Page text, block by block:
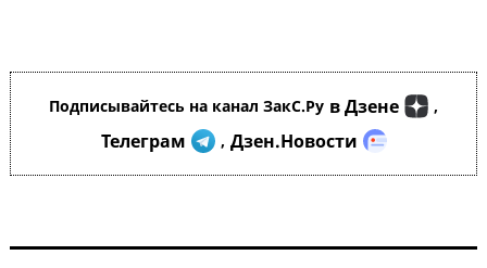
Подписывайтесь на канал ЗакС.Ру в Дзене ,
Телеграм , Дзен.Новости